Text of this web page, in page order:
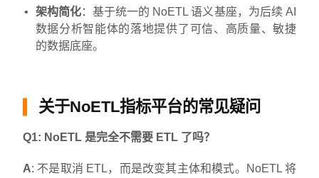
架构简化：基于统一的 NoETL 语义基座，为后续 AI
数据分析智能体的落地提供了可信、高质量、敏捷
的数据底座。
关于NoETL指标平台的常见疑问
Q1: NoETL 是完全不需要 ETL 了吗？
A: 不是取消 ETL，而是改变其主体和模式。NoETL 将